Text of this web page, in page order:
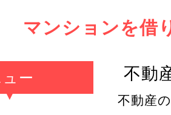
マンションを借
ー 不動
不動産